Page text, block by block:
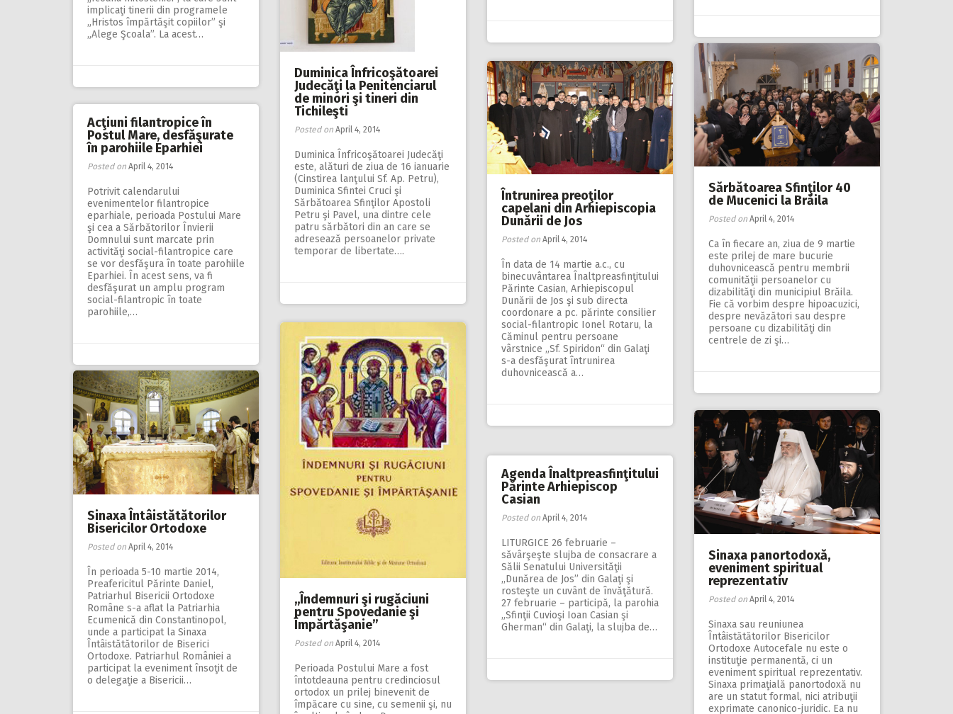
implicaţi tinerii din programele
„Hristos împărtăşit copiilor” şi
„Alege Şcoala”. La acest…
Duminica Înfricoşătoarei
Judecăţi la Penitenciarul
de minori şi tineri din
Tichileşti
Posted on April 4, 2014
Duminica Înfricoşătoarei Judecăţi
este, alături de ziua de 16 ianuarie
(Cinstirea lanţului Sf. Ap. Petru),
Duminica Sfintei Cruci şi
Sărbătoarea Sfinţilor Apostoli
Petru şi Pavel, una dintre cele
patru sărbători din an care se
adresează persoanelor private
temporar de libertate….
Sărbătoarea Sfinţilor 40
de Mucenici la Brăila
Posted on April 4, 2014
Ca în fiecare an, ziua de 9 martie
este prilej de mare bucurie
duhovnicească pentru membrii
comunităţii persoanelor cu
dizabilităţi din municipiul Brăila.
Fie că vorbim despre hipoacuzici,
despre nevăzători sau despre
persoane cu dizabilităţi din
centrele de zi şi…
Întrunirea preoţilor
capelani din Arhiepiscopia
Dunării de Jos
Posted on April 4, 2014
În data de 14 martie a.c., cu
binecuvântarea Înaltpreasfinţitului
Părinte Casian, Arhiepiscopul
Dunării de Jos şi sub directa
coordonare a pc. părinte consilier
social-filantropic Ionel Rotaru, la
Căminul pentru persoane
vârstnice „Sf. Spiridon“ din Galaţi
s-a desfăşurat întrunirea
duhovnicească a…
Acţiuni filantropice în
Postul Mare, desfăşurate
în parohiile Eparhiei
Posted on April 4, 2014
Potrivit calendarului
evenimentelor filantropice
eparhiale, perioada Postului Mare
şi cea a Sărbătorilor Învierii
Domnului sunt marcate prin
activităţi social-filantropice care
se vor desfăşura în toate parohiile
Eparhiei. În acest sens, va fi
desfăşurat un amplu program
social-filantropic în toate
parohiile,…
,,Îndemnuri şi rugăciuni
pentru Spovedanie şi
Împărtăşanie”
Posted on April 4, 2014
Perioada Postului Mare a fost
întotdeauna pentru credinciosul
ortodox un prilej binevenit de
împăcare cu sine, cu semenii şi, nu
Sinaxa Întâistătătorilor
Bisericilor Ortodoxe
Posted on April 4, 2014
În perioada 5-10 martie 2014,
Preafericitul Părinte Daniel,
Patriarhul Bisericii Ortodoxe
Române s-a aflat la Patriarhia
Ecumenică din Constantinopol,
unde a participat la Sinaxa
Întâistătătorilor de Biserici
Ortodoxe. Patriarhul României a
participat la eveniment însoţit de
o delegaţie a Bisericii…
Sinaxa panortodoxă,
eveniment spiritual
reprezentativ
Posted on April 4, 2014
Sinaxa sau reuniunea
Întâistătătorilor Bisericilor
Ortodoxe Autocefale nu este o
instituţie permanentă, ci un
eveniment spiritual reprezentativ.
Sinaxa primaţială panortodoxă nu
are un statut formal, nici atribuţii
exprimate canonico-juridic. Ea nu
Agenda Înaltpreasfinţitului
Părinte Arhiepiscop
Casian
Posted on April 4, 2014
LITURGICE 26 februarie –
săvârşeşte slujba de consacrare a
Sălii Senatului Universităţii
,,Dunărea de Jos” din Galaţi şi
rosteşte un cuvânt de învăţătură.
27 februarie – participă, la parohia
„Sfinţii Cuvioşi Ioan Casian şi
Gherman“ din Galaţi, la slujba de…